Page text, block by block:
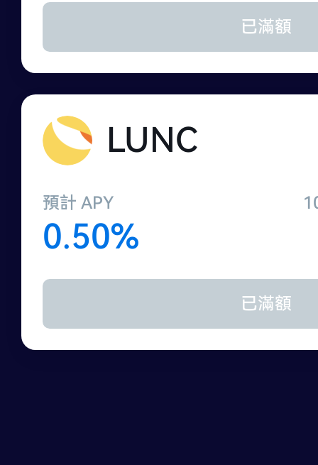
已滿額
LUNC
預計 APY
0.50%
已滿額